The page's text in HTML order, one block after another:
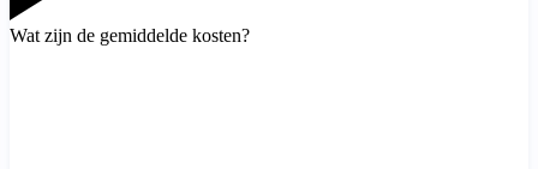
Wat zijn de gemiddelde kosten?